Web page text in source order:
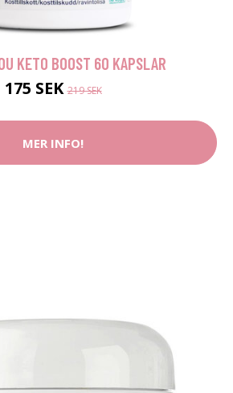
KETO BOOST 60 KAPSLAR
175 SEK219 SEK
MER INFO!